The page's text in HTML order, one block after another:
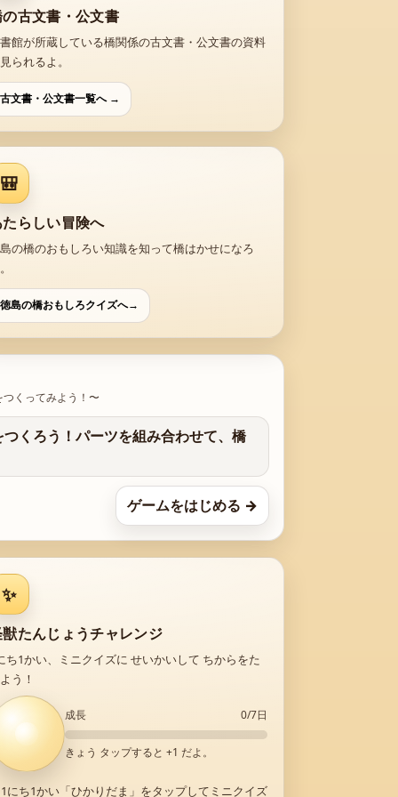
古文書・公文書
館が所蔵している橋関係の古文書・公文書の資料
られるよ。
古文書・公文書一覧へ →
🎒
らしい冒険へ
の橋のおもしろい知識を知って橋はかせになろ
徳島の橋おもしろクイズへ→
くってみよう！〜
くろう！パーツを組み合わせて、橋
ゲームをはじめる →
✨
たんじょうチャレンジ
ち1かい、ミニクイズに せいかいして ちからをた
う！
成長 0/7日
きょう タップすると +1 だよ。
1にち1かい「ひかりだま」をタップしてミニクイズ